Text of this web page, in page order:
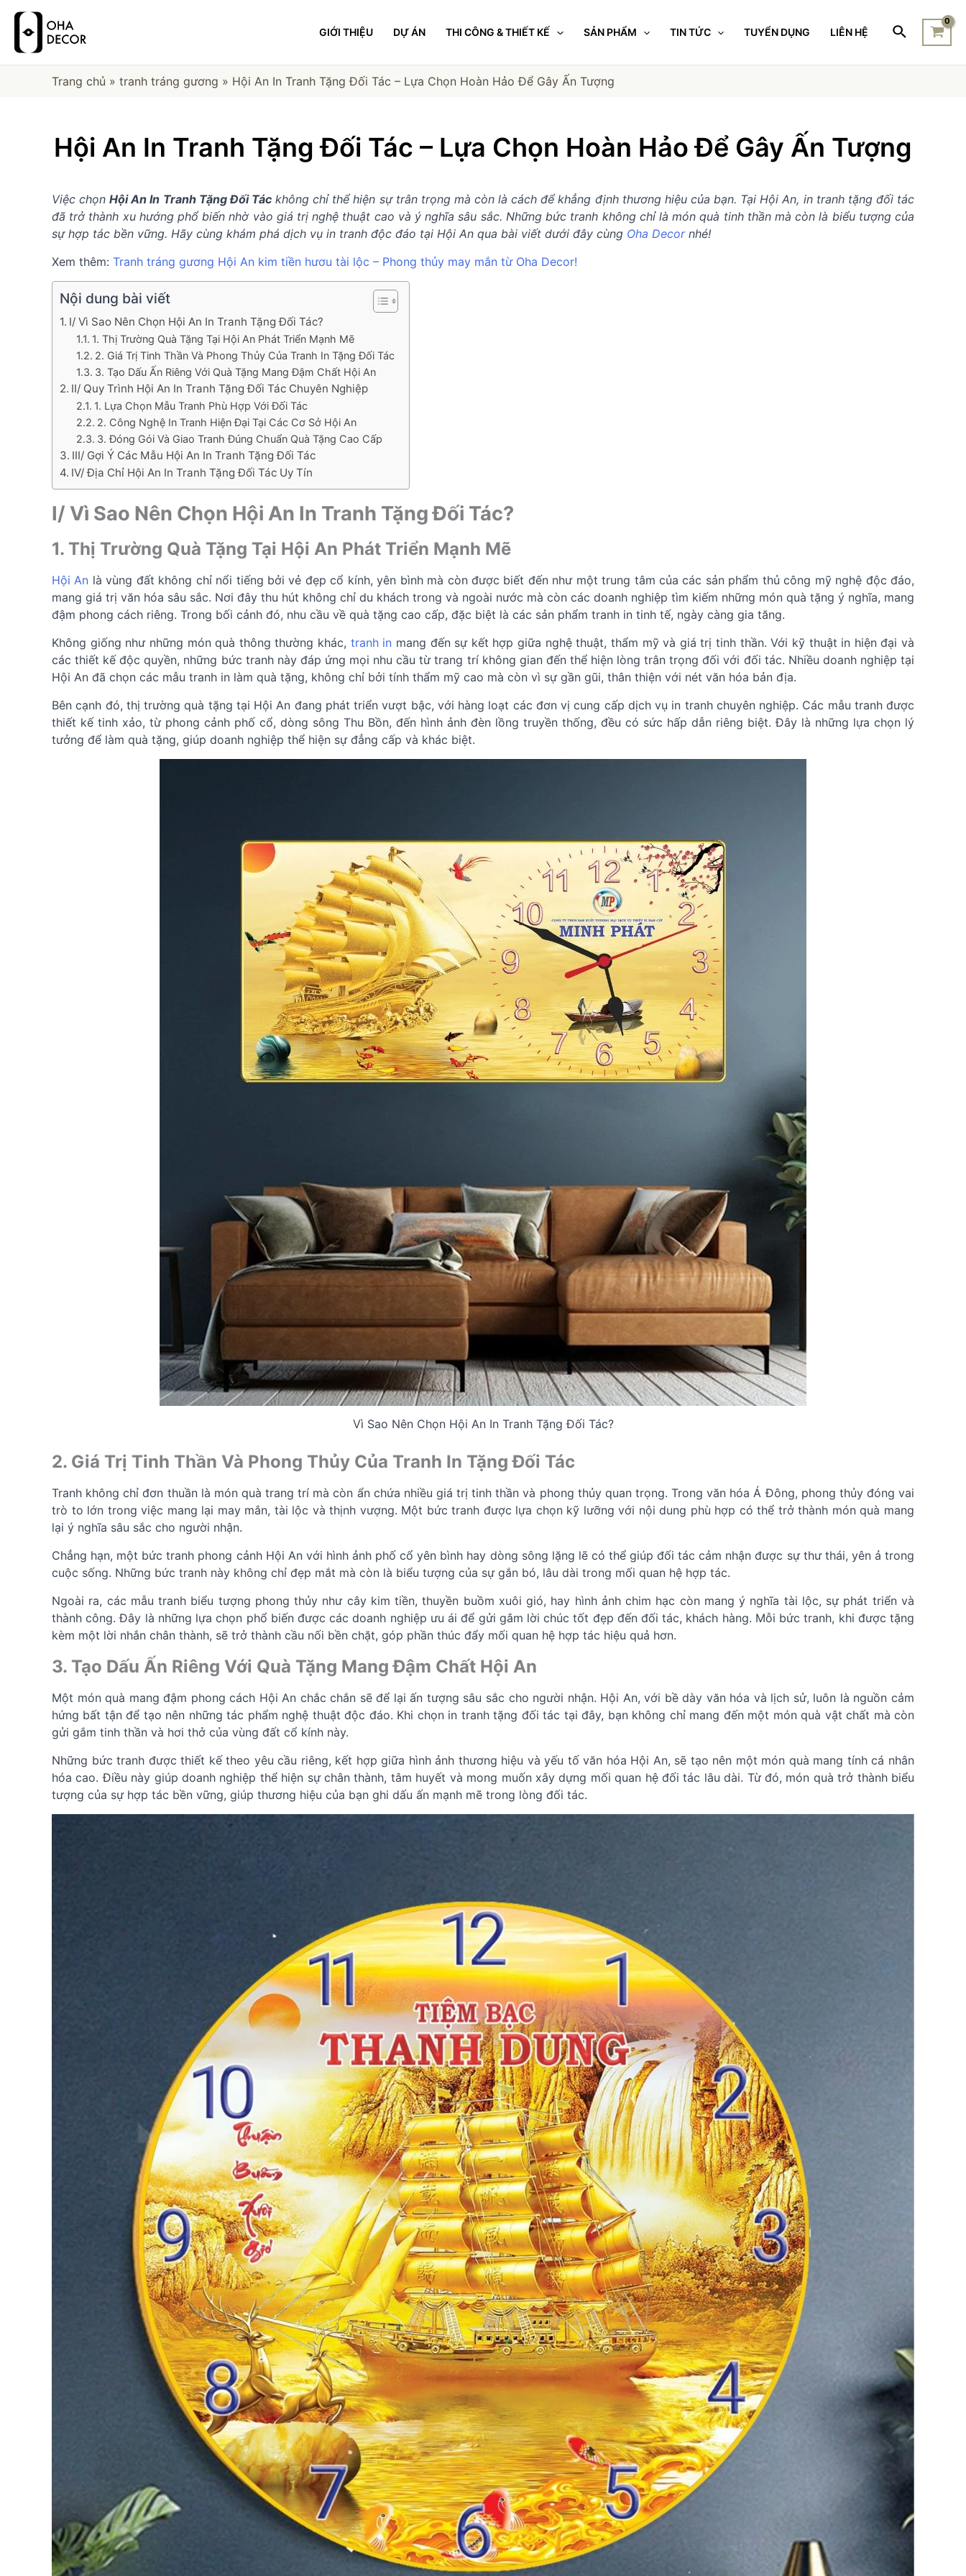
GIỚI THIỆU DỰ ÁN THI CÔNG & THIẾT KẾ SẢN PHẨM TIN TỨC TUYỂN DỤNG LIÊN HỆ
Trang chủ » tranh tráng gương » Hội An In Tranh Tặng Đối Tác – Lựa Chọn Hoàn Hảo Để Gây Ấn Tượng
Hội An In Tranh Tặng Đối Tác – Lựa Chọn Hoàn Hảo Để Gây Ấn Tượng
Việc chọnHội An In Tranh Tặng Đối Táckhông chỉ thể hiện sự trân trọng mà còn là cách để khẳng định thương hiệu của bạn. Tại Hội An, in tranh tặng đối tác
đã trở thành xu hướng phổ biến nhờ vào giá trị nghệ thuật cao và ý nghĩa sâu sắc. Những bức tranh không chỉ là món quà tinh thần mà còn là biểu tượng của
sự hợp tác bền vững. Hãy cùng khám phá dịch vụ in tranh độc đáo tại Hội An qua bài viết dưới đây cùng Oha Decornhé!
Xem thêm: Tranh tráng gương Hội An kim tiền hươu tài lộc – Phong thủy may mắn từ Oha Decor!
Nội dung bài viết
I/ Vì Sao Nên Chọn Hội An In Tranh Tặng Đối Tác?
1. Thị Trường Quà Tặng Tại Hội An Phát Triển Mạnh Mẽ
2. Giá Trị Tinh Thần Và Phong Thủy Của Tranh In Tặng Đối Tác
3. Tạo Dấu Ấn Riêng Với Quà Tặng Mang Đậm Chất Hội An
II/ Quy Trình Hội An In Tranh Tặng Đối Tác Chuyên Nghiệp
1. Lựa Chọn Mẫu Tranh Phù Hợp Với Đối Tác
2. Công Nghệ In Tranh Hiện Đại Tại Các Cơ Sở Hội An
3. Đóng Gói Và Giao Tranh Đúng Chuẩn Quà Tặng Cao Cấp
III/ Gợi Ý Các Mẫu Hội An In Tranh Tặng Đối Tác
IV/ Địa Chỉ Hội An In Tranh Tặng Đối Tác Uy Tín
I/ Vì Sao Nên Chọn Hội An In Tranh Tặng Đối Tác?
1. Thị Trường Quà Tặng Tại Hội An Phát Triển Mạnh Mẽ
Hội An là vùng đất không chỉ nổi tiếng bởi vẻ đẹp cổ kính, yên bình mà còn được biết đến như một trung tâm của các sản phẩm thủ công mỹ nghệ độc đáo,
mang giá trị văn hóa sâu sắc. Nơi đây thu hút không chỉ du khách trong và ngoài nước mà còn các doanh nghiệp tìm kiếm những món quà tặng ý nghĩa, mang
đậm phong cách riêng. Trong bối cảnh đó, nhu cầu về quà tặng cao cấp, đặc biệt là các sản phẩm tranh in tinh tế, ngày càng gia tăng.
Không giống như những món quà thông thường khác, tranh in mang đến sự kết hợp giữa nghệ thuật, thẩm mỹ và giá trị tinh thần. Với kỹ thuật in hiện đại và
các thiết kế độc quyền, những bức tranh này đáp ứng mọi nhu cầu từ trang trí không gian đến thể hiện lòng trân trọng đối với đối tác. Nhiều doanh nghiệp tại
Hội An đã chọn các mẫu tranh in làm quà tặng, không chỉ bởi tính thẩm mỹ cao mà còn vì sự gần gũi, thân thiện với nét văn hóa bản địa.
Bên cạnh đó, thị trường quà tặng tại Hội An đang phát triển vượt bậc, với hàng loạt các đơn vị cung cấp dịch vụ in tranh chuyên nghiệp. Các mẫu tranh được
thiết kế tinh xảo, từ phong cảnh phố cổ, dòng sông Thu Bồn, đến hình ảnh đèn lồng truyền thống, đều có sức hấp dẫn riêng biệt. Đây là những lựa chọn lý
tưởng để làm quà tặng, giúp doanh nghiệp thể hiện sự đẳng cấp và khác biệt.
Vì Sao Nên Chọn Hội An In Tranh Tặng Đối Tác?
2. Giá Trị Tinh Thần Và Phong Thủy Của Tranh In Tặng Đối Tác
Tranh không chỉ đơn thuần là món quà trang trí mà còn ẩn chứa nhiều giá trị tinh thần và phong thủy quan trọng. Trong văn hóa Á Đông, phong thủy đóng vai
trò to lớn trong việc mang lại may mắn, tài lộc và thịnh vượng. Một bức tranh được lựa chọn kỹ lưỡng với nội dung phù hợp có thể trở thành món quà mang
lại ý nghĩa sâu sắc cho người nhận.
Chẳng hạn, một bức tranh phong cảnh Hội An với hình ảnh phố cổ yên bình hay dòng sông lặng lẽ có thể giúp đối tác cảm nhận được sự thư thái, yên ả trong
cuộc sống. Những bức tranh này không chỉ đẹp mắt mà còn là biểu tượng của sự gắn bó, lâu dài trong mối quan hệ hợp tác.
Ngoài ra, các mẫu tranh biểu tượng phong thủy như cây kim tiền, thuyền buồm xuôi gió, hay hình ảnh chim hạc còn mang ý nghĩa tài lộc, sự phát triển và
thành công. Đây là những lựa chọn phổ biến được các doanh nghiệp ưu ái để gửi gắm lời chúc tốt đẹp đến đối tác, khách hàng. Mỗi bức tranh, khi được tặng
kèm một lời nhắn chân thành, sẽ trở thành cầu nối bền chặt, góp phần thúc đẩy mối quan hệ hợp tác hiệu quả hơn.
3. Tạo Dấu Ấn Riêng Với Quà Tặng Mang Đậm Chất Hội An
Một món quà mang đậm phong cách Hội An chắc chắn sẽ để lại ấn tượng sâu sắc cho người nhận. Hội An, với bề dày văn hóa và lịch sử, luôn là nguồn cảm
hứng bất tận để tạo nên những tác phẩm nghệ thuật độc đáo. Khi chọn in tranh tặng đối tác tại đây, bạn không chỉ mang đến một món quà vật chất mà còn
gửi gắm tinh thần và hơi thở của vùng đất cổ kính này.
Những bức tranh được thiết kế theo yêu cầu riêng, kết hợp giữa hình ảnh thương hiệu và yếu tố văn hóa Hội An, sẽ tạo nên một món quà mang tính cá nhân
hóa cao. Điều này giúp doanh nghiệp thể hiện sự chân thành, tâm huyết và mong muốn xây dựng mối quan hệ đối tác lâu dài. Từ đó, món quà trở thành biểu
tượng của sự hợp tác bền vững, giúp thương hiệu của bạn ghi dấu ấn mạnh mẽ trong lòng đối tác.